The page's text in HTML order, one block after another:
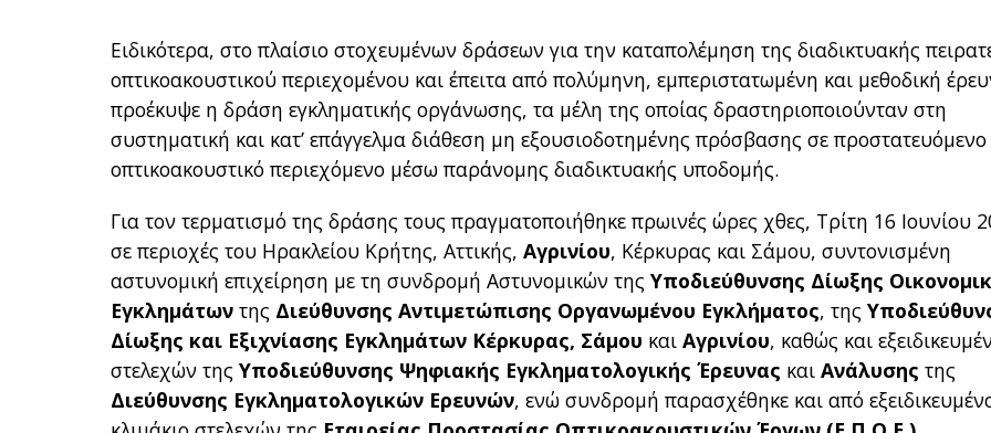
Ειδικότερα, στο πλαίσιο στοχευμένων δράσεων για την καταπολέμηση της διαδικτυακής
οπτικοακουστικού περιεχομένου και έπειτα από πολύμηνη, εμπεριστατωμένη και μεθοδική
προέκυψε η δράση εγκληματικής οργάνωσης, τα μέλη της οποίας δραστηριοποιούνταν στη
συστηματική και κατ’ επάγγελμα διάθεση μη εξουσιοδοτημένης πρόσβασης σε προστατευόμενο
οπτικοακουστικό περιεχόμενο μέσω παράνομης διαδικτυακής υποδομής.
Για τον τερματισμό της δράσης τους πραγματοποιήθηκε πρωινές ώρες χθες, Τρίτη 16 Ιουνίου
σε περιοχές του Ηρακλείου Κρήτης, Αττικής,Αγρινίου, Κέρκυρας και Σάμου, συντονισμένη
αστυνομική επιχείρηση με τη συνδρομή Αστυνομικών τηςΥποδιεύθυνσης Δίωξης
Εγκλημάτων της Διεύθυνσης Αντιμετώπισης Οργανωμένου Εγκλήματος, της
Δίωξης και Εξιχνίασης Εγκλημάτων Κέρκυρας, Σάμου καιΑγρινίου, καθώς και
στελεχών τηςΥποδιεύθυνσης Ψηφιακής Εγκληματολογικής Έρευνας καιΑνάλυσης της
Διεύθυνσης Εγκληματολογικών Ερευνών, ενώ συνδρομή παρασχέθηκε και από